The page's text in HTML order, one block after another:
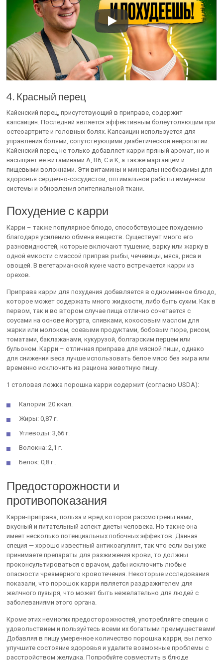
4. Красный перец
Кайенский перец, присутствующий в приправе, содержит
капсаицин. Последний является эффективным болеутоляющим при
остеоартрите и головных болях. Капсаицин используется для
управления болями, сопутствующими диабетической нейропатии.
Кайенский перец не только добавляет карри пряный аромат, но и
насыщает ее витаминами А, B6, C и K, а также марганцем и
пищевыми волокнами. Эти витамины и минералы необходимы для
здоровья сердечно-сосудистой, оптимальной работы иммунной
системы и обновления эпителиальной ткани.
Похудение с карри
Карри – также популярное блюдо, способствующее похудению
благодаря усилению обмена веществ. Существует много его
разновидностей, которые включают тушение, варку или жарку в
одной емкости с массой приправ рыбы, чечевицы, мяса, риса и
овощей. В вегетарианской кухне часто встречается карри из
орехов.
Приправа карри для похудения добавляется в одноименное блюдо,
которое может содержать много жидкости, либо быть сухим. Как в
первом, так и во втором случае пища отлично сочетается с
соусами на основе йогурта, сливками, кокосовым маслом для
жарки или молоком, соевыми продуктами, бобовым пюре, рисом,
томатами, баклажанами, кукурузой, болгарским перцем или
бульоном. Карри – отличная приправа для мясной пищи, однако
для снижения веса лучше использовать белое мясо без жира или
временно исключить из рациона животную пищу.
1 столовая ложка порошка карри содержит (согласно USDA):
Калории: 20 ккал.
Жиры: 0,87 г.
Углеводы: 3,66 г.
Волокна: 2,1 г.
Белок: 0,8 г..
Предосторожности и
противопоказания
Карри-приправа, польза и вред которой рассмотрены нами,
вкусный и питательный аспект диеты человека. Но также она
имеет несколько потенциальных побочных эффектов. Данная
специя — хорошо известный антикоагулянт, так что если вы уже
принимаете препараты для разжижения крови, то должны
проконсультироваться с врачом, дабы исключить любые
опасности чрезмерного кровотечения. Некоторые исследования
показали, что порошок карри является раздражителем для
желчного пузыря, что может быть нежелательно для людей с
заболеваниями этого органа.
Кроме этих немногих предосторожностей, употребляйте специи с
удовольствием и пользуйтесь всеми их богатыми преимуществами!
Добавляя в пищу умеренное количество порошка карри, вы легко
улучшите состояние здоровья и удалите возможные проблемы с
расстройством желудка. Попробуйте совместить в блюде